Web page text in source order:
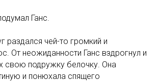
Ганс.
раздался чей-то громкий и
От неожиданности Ганс вздрогнул и
свою подружку белочку. Она
и понюхала спящего